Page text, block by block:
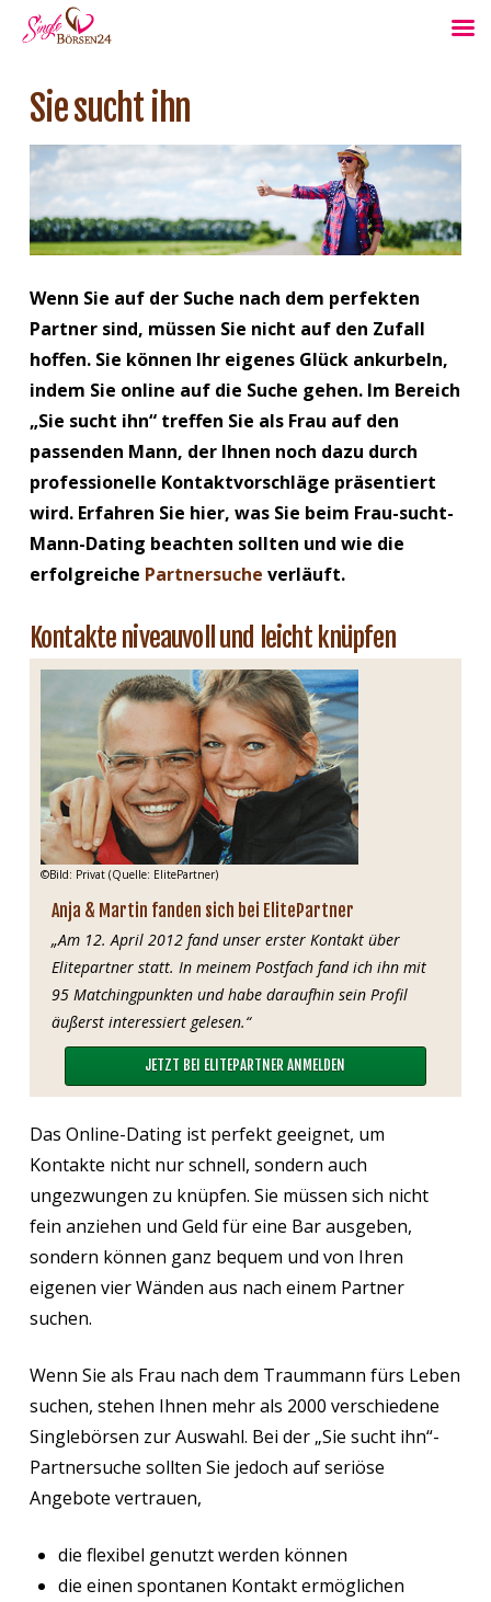
Sie sucht ihn
Wenn Sie auf der Suche nach dem perfekten
Partner sind, müssen Sie nicht auf den Zufall
hoffen. Sie können Ihr eigenes Glück ankurbeln,
indem Sie online auf die Suche gehen. Im Bereich
„Sie sucht ihn“ treffen Sie als Frau auf den
passenden Mann, der Ihnen noch dazu durch
professionelle Kontaktvorschläge präsentiert
wird. Erfahren Sie hier, was Sie beim Frau-sucht-
Mann-Dating beachten sollten und wie die
erfolgreiche Partnersuche verläuft.
Kontakte niveauvoll und leicht knüpfen
©Bild: Privat (Quelle: ElitePartner)
Anja & Martin fanden sich bei ElitePartner
„Am 12. April 2012 fand unser erster Kontakt über
Elitepartner statt. In meinem Postfach fand ich ihn mit
95 Matchingpunkten und habe daraufhin sein Profil
äußerst interessiert gelesen.“
JETZT BEI ELITEPARTNER ANMELDEN
Das Online-Dating ist perfekt geeignet, um
Kontakte nicht nur schnell, sondern auch
ungezwungen zu knüpfen. Sie müssen sich nicht
fein anziehen und Geld für eine Bar ausgeben,
sondern können ganz bequem und von Ihren
eigenen vier Wänden aus nach einem Partner
suchen.
Wenn Sie als Frau nach dem Traummann fürs Leben
suchen, stehen Ihnen mehr als 2000 verschiedene
Singlebörsen zur Auswahl. Bei der „Sie sucht ihn“-
Partnersuche sollten Sie jedoch auf seriöse
Angebote vertrauen,
die flexibel genutzt werden können
die einen spontanen Kontakt ermöglichen